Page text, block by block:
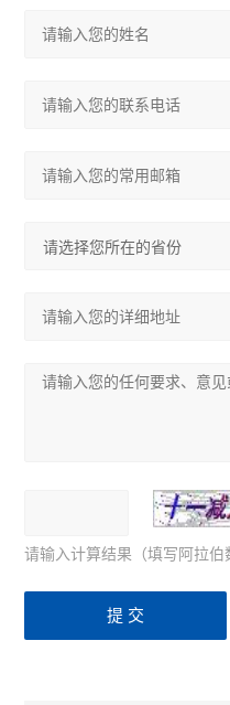
请输入计算结果（填写阿拉